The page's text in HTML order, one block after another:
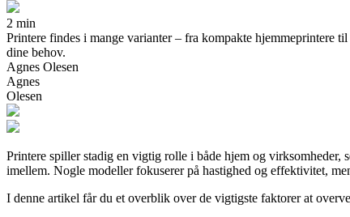
2 min
Printere findes i mange varianter – fra kompakte hjemmeprintere
dine behov.
Agnes Olesen
Agnes
Olesen
Printere spiller stadig en vigtig rolle i både hjem og
imellem. Nogle modeller fokuserer på hastighed og effektivitet,
I denne artikel får du et overblik over de vigtigste faktorer at